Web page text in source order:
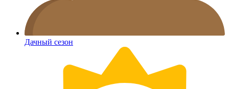
Дачный сезон